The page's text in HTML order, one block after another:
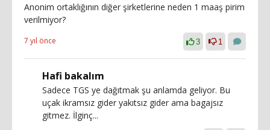
Anonim ortaklığının diğer şirketlerine neden 1 maaş pirim
verilmiyor?
7 yıl önce 3 1
Hafi bakalım
Sadece TGS ye dağıtmak şu anlamda geliyor. Bu
uçak ikramsız gider yakıtsız gider ama bagajsız
gitmez. İlginç...